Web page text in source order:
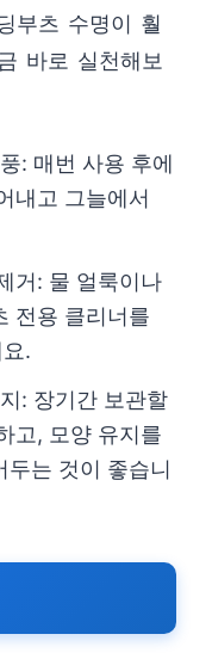
부츠 수명이 훨
바로 실천해보
: 매번 사용 후에
내고 그늘에서
거: 물 얼룩이나
전용 클리너를
.
: 장기간 보관할
고, 모양 유지를
는 것이 좋습니